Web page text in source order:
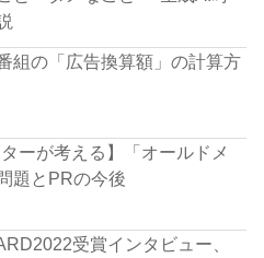
組の「広告換算額」の計算方
ターが考える】「オールドメ
題とPRの今後
受賞インタビュー、